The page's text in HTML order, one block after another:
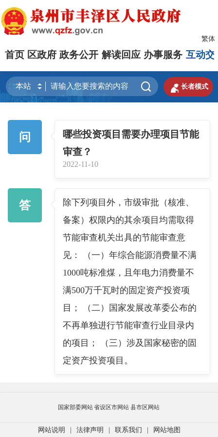
繁体
首页 区政府 政务公开 解读回应 办事服务 互动交
  长者模式
问
哪些投资项目需要办理项目节能
审查？
2022-11-10
答
除下列项目外，市级审批（核准、
备案）权限内的其余项目均需取得
节能审查机关出具的节能审查意
见： （一）年综合能源消费量不满
1000吨标准煤，且年电力消费量不
满500万千瓦时的固定资产投资项
目； （二）国家发展改革委公布的
不再单独进行节能审查行业目录内
的项目； （三）涉及国家秘密的固
定资产投资项目。
国家部委网站省设区市网站 县市区网站
网站说明 | 法律声明 | 联系我们 | 网站地图